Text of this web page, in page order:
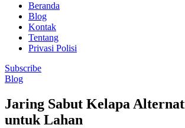
Beranda
Blog
Kontak
Tentang
Privasi Polisi
Subscribe
Blog
Jaring Sabut Kelapa
untuk Lahan